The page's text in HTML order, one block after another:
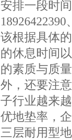
安排一段时
该根据具体
的休息时间
的素质与质
外，还要注
子行业越来
优地垫率，
三层耐用型